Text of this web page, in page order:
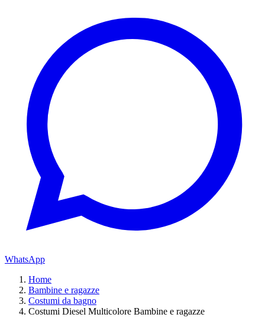
WhatsApp
Home
Bambine e ragazze
Costumi da bagno
Costumi Diesel Multicolore Bambine e ragazze